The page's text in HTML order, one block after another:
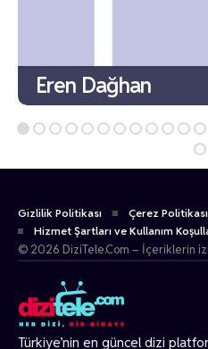
Eren Dağhan
Türkiye’nin en güncel dizi
Gizlilik Politikası Çerez Politikası
Hizmet Şartları ve Kullanım
© 2026 DiziTele.Com – İçeriklerin